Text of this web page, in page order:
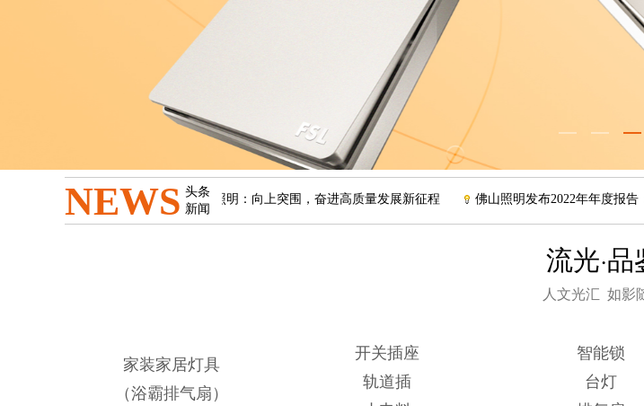
NEWS 头条
新闻
展与国家战略同频共振 佛山照明：向上突围，奋进高质量发展新征程 佛山照明发布2022年年度报告
流光·品
人文光汇 如影
家装家居灯具
（浴霸排气扇）
智能锁
台灯
开关插座
轨道插